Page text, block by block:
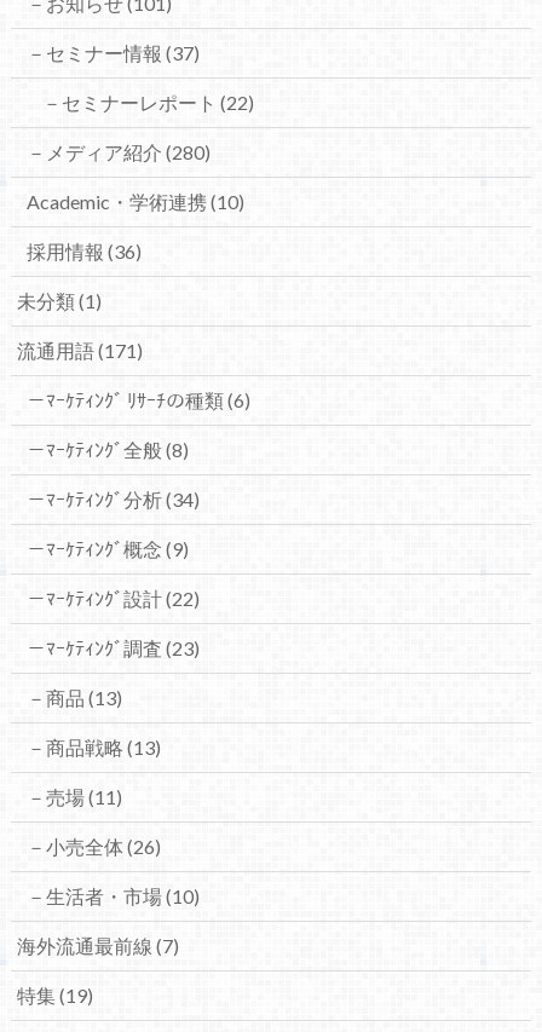
－セミナー情報 (37)
－セミナーレポート (22)
－メディア紹介 (280)
Academic・学術連携(10)
採用情報 (36)
未分類(1)
流通用語(171)
－ﾏｰｹﾃｨﾝｸﾞ ﾘｻｰﾁの種類(6)
－ﾏｰｹﾃｨﾝｸﾞ全般(8)
－ﾏｰｹﾃｨﾝｸﾞ分析(34)
－ﾏｰｹﾃｨﾝｸﾞ概念 (9)
－ﾏｰｹﾃｨﾝｸﾞ設計(22)
－ﾏｰｹﾃｨﾝｸﾞ調査 (23)
－商品 (13)
－商品戦略 (13)
－売場(11)
－小売全体(26)
－生活者・市場(10)
海外流通最前線 (7)
特集(19)